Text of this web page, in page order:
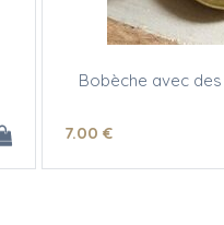
Bobèche avec
7.00 €